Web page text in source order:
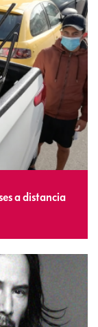
a distancia